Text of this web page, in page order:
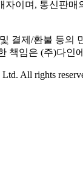
자이며, 통신판매
결제/환불 등의
책임은 (주)다인
All rights